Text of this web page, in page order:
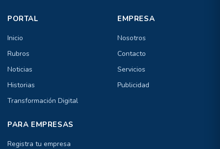
PORTAL
Inicio
Rubros
Noticias
Historias
Transformación Digital
EMPRESA
Nosotros
Contacto
Servicios
Publicidad
PARA EMPRESAS
Registra tu empresa